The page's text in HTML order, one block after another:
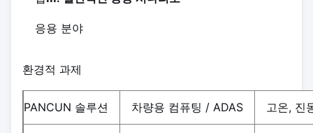
응용 분야
환경적 과제
PANCUN 솔루션 차량용 컴퓨팅 / ADAS 고온, 진